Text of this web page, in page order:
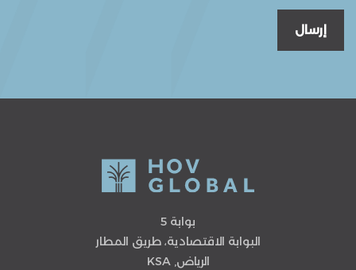
إرسال
بوابة 5
البوابة الاقتصادية، طريق المطار
الرياض, KSA